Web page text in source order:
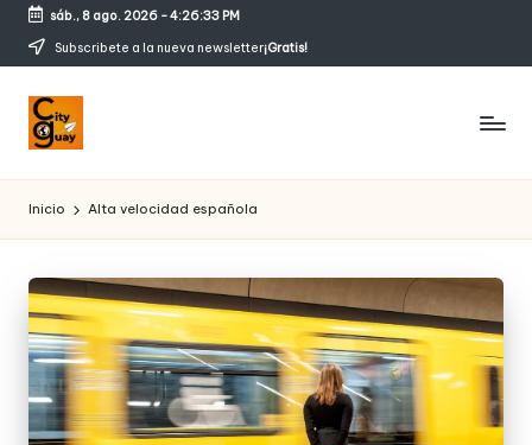
Saltar
contenido
sáb., 8 ago. 2026-4:26:34 PM
Subscribete a la nueva newsletter¡Gratis!
C
it
y
g
u
a
y
rincones
Inicio Alta velocidad española